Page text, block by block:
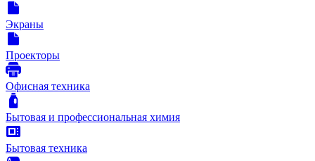
Экраны
Проекторы
Офисная техника
Бытовая и профессиональная химия
Бытовая техника